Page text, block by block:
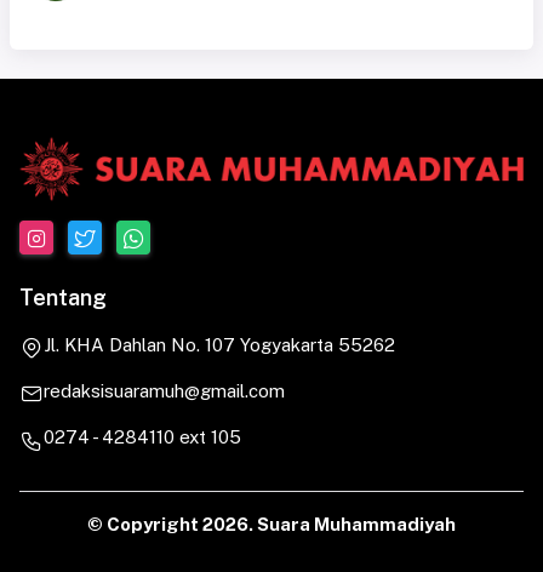
Tentang
Jl. KHA Dahlan No. 107 Yogyakarta 55262
redaksisuaramuh@gmail.com
0274 - 4284110 ext 105
© Copyright 2026. Suara Muhammadiyah